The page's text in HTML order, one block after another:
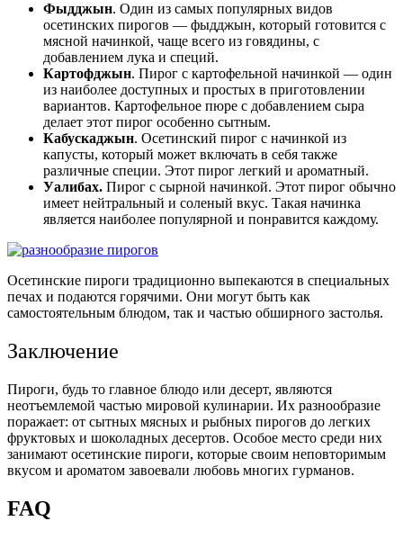
Фыдджын. Один из самых популярных видов
осетинских пирогов — фыдджын, который готовится с
мясной начинкой, чаще всего из говядины, с
добавлением лука и специй.
Картофджын. Пирог с картофельной начинкой — один
из наиболее доступных и простых в приготовлении
вариантов. Картофельное пюре с добавлением сыра
делает этот пирог особенно сытным.
Кабускаджын. Осетинский пирог с начинкой из
капусты, который может включать в себя также
различные специи. Этот пирог легкий и ароматный.
Уалибах. Пирог с сырной начинкой. Этот пирог обычно
имеет нейтральный и соленый вкус. Такая начинка
является наиболее популярной и понравится каждому.
Осетинские пироги традиционно выпекаются в специальных
печах и подаются горячими. Они могут быть как
самостоятельным блюдом, так и частью обширного застолья.
Заключение
Пироги, будь то главное блюдо или десерт, являются
неотъемлемой частью мировой кулинарии. Их разнообразие
поражает: от сытных мясных и рыбных пирогов до легких
фруктовых и шоколадных десертов. Особое место среди них
занимают осетинские пироги, которые своим неповторимым
вкусом и ароматом завоевали любовь многих гурманов.
FAQ